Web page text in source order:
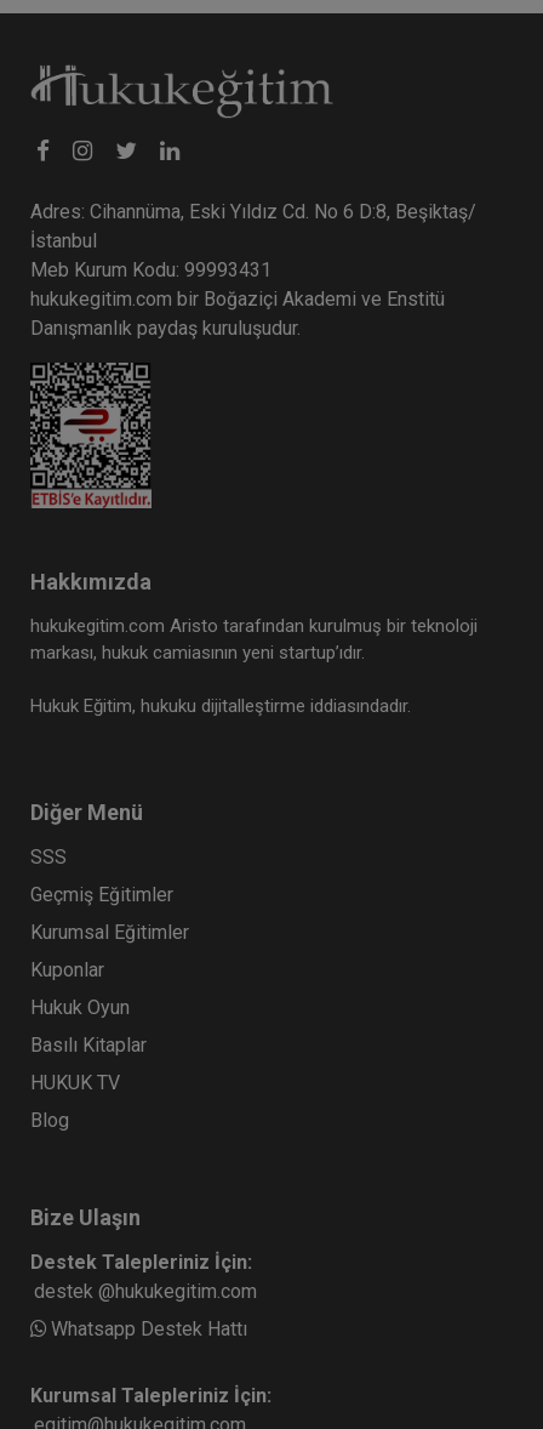
Adres: Cihannüma, Eski Yıldız Cd. No 6 D:8, Beşiktaş/
İstanbul
Meb Kurum Kodu: 99993431
hukukegitim.com bir Boğaziçi Akademi ve Enstitü
Danışmanlık paydaş kuruluşudur.
Hakkımızda
hukukegitim.com Aristo tarafından kurulmuş bir teknoloji
markası, hukuk camiasının yeni startup’ıdır.
Hukuk Eğitim, hukuku dijitalleştirme iddiasındadır.
Diğer Menü
SSS
Geçmiş Eğitimler
Kurumsal Eğitimler
Kuponlar
Hukuk Oyun
Basılı Kitaplar
HUKUK TV
Blog
Bize Ulaşın
Destek Talepleriniz İçin:
destek @hukukegitim.com
Whatsapp Destek Hattı
Kurumsal Talepleriniz İçin: